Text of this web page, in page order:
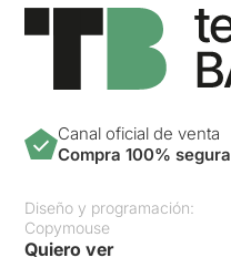
Canal oficial de venta
Compra 100% segura
Diseño y programación:
Copymouse
Quiero ver